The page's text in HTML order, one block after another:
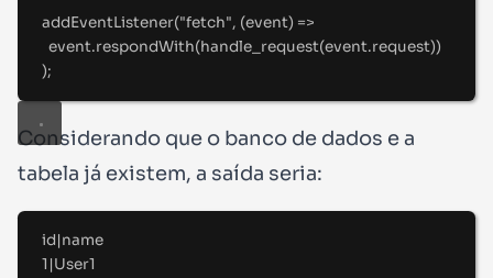
addEventListener("fetch", (event) =>
event.respondWith(handle_request(event.request))
);
Considerando que o banco de dados e a
tabela já existem, a saída seria:
id|name
1|User1